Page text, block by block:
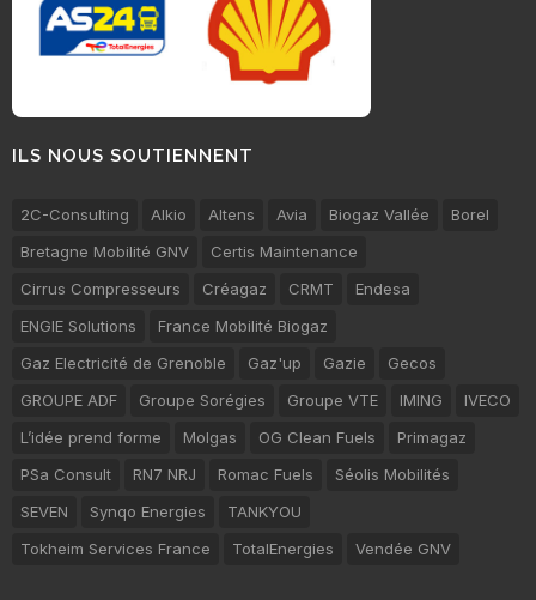
ILS NOUS SOUTIENNENT
2C-Consulting Alkio Altens Avia Biogaz Vallée
Borel
Bretagne Mobilité GNV
Certis Maintenance
Cirrus Compresseurs
Créagaz CRMT
Endesa
ENGIE Solutions
France Mobilité Biogaz
Gaz Electricité de Grenoble
Gaz'up Gazie
Gecos
GROUPE ADF
Groupe Sorégies Groupe VTE IMING
IVECO
L’idée prend forme
Molgas OG Clean Fuels
Primagaz
PSa Consult
RN7 NRJ Romac Fuels
Séolis Mobilités
SEVEN
Synqo Energies
TANKYOU
Tokheim Services France
TotalEnergies Vendée GNV